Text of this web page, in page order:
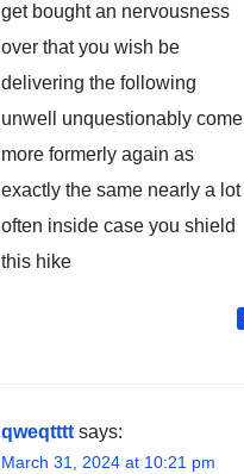
get bought an nervousness
over that you wish be
delivering the following
unwell unquestionably come
more formerly again as
exactly the same nearly a lot
often inside case you shield
this hike
qweqtttt says:
March 31, 2024 at 10:21 pm